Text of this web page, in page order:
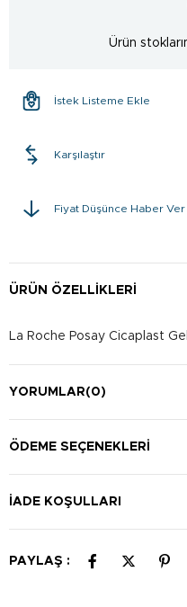
Ürün
İstek Listeme Ekle
Karşılaştır
Fiyat Düşünce Haber Ver
ÜRÜN ÖZELLIKLERI
La Roche Posay Cicaplast
YORUMLAR(0)
ÖDEME SEÇENEKLERI
İADE KOŞULLARI
PAYLAŞ :